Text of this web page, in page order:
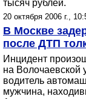
тысяч рублей.
20 октября 2006 г.,
В Москве
после ДТП
Инцидент
на Волочаевской
водитель
мужчина,